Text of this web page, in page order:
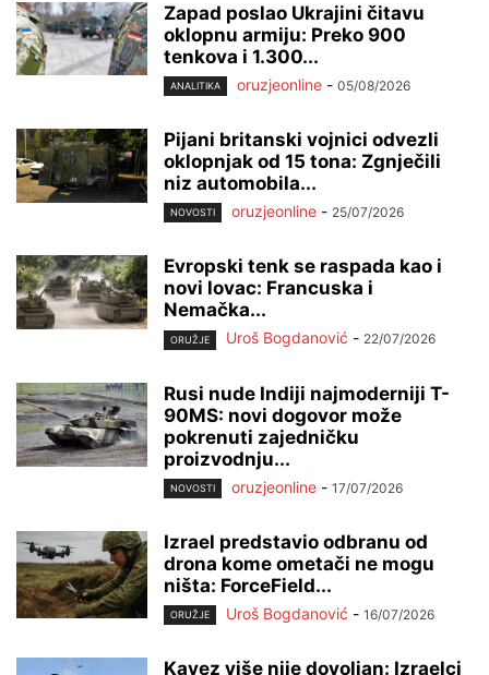
Zapad poslao Ukrajini čitavu
oklopnu armiju: Preko 900
tenkova i 1.300...
ANALITIKA oruzjeonline - 05/08/2026
Pijani britanski vojnici odvezli
oklopnjak od 15 tona: Zgnječili
niz automobila...
NOVOSTI oruzjeonline - 25/07/2026
Evropski tenk se raspada kao i
novi lovac: Francuska i
Nemačka...
ORUŽJE Uroš Bogdanović - 22/07/2026
Rusi nude Indiji najmoderniji T-
90MS: novi dogovor može
pokrenuti zajedničku
proizvodnju...
NOVOSTI oruzjeonline - 17/07/2026
Izrael predstavio odbranu od
drona kome ometači ne mogu
ništa: ForceField...
ORUŽJE Uroš Bogdanović - 16/07/2026
Kavez više nije dovoljan: Izraelci